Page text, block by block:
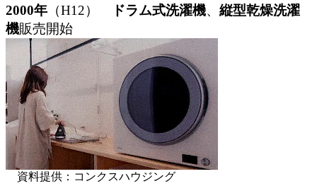
2000年 （H12） ドラム式洗濯機、 縦型乾燥洗濯
機販売開始
資料提供：コンクスハウジング